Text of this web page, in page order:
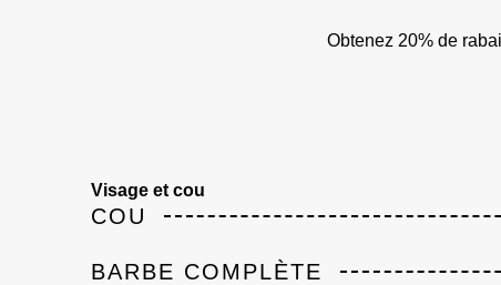
Obtenez 20% de
Visage et cou
COU
BARBE COMPLÈTE